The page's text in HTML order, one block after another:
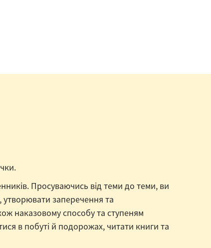
Просуваючись від теми до теми, ви
утворювати заперечення та
наказовому способу та ступеням
в побуті й подорожах, читати книги та